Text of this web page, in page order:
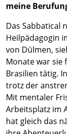
meine
Das Sabbatical
Heilpädagogin
von Dülmen,
Monate war sie
Brasilien tätig. In
trotz der
Mit mentaler
Arbeitsplatz im
hat gleich das